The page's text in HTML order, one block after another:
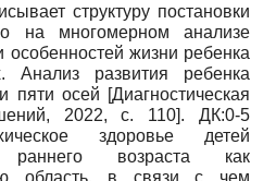
структуру постановки
на многомерном анализе
особенностей жизни ребенка
Анализ развития ребенка
пяти осей [Диагностическая
2022, с. 110]. ДК:0-5
здоровье детей
раннего возраста как
область, в связи с чем